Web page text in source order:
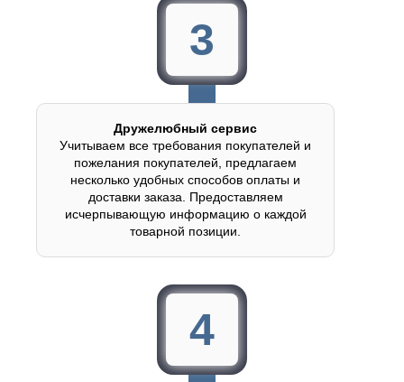
3
Дружелюбный сервис
Учитываем все требования покупателей и
пожелания покупателей, предлагаем
несколько удобных способов оплаты и
доставки заказа. Предоставляем
исчерпывающую информацию о каждой
товарной позиции.
4